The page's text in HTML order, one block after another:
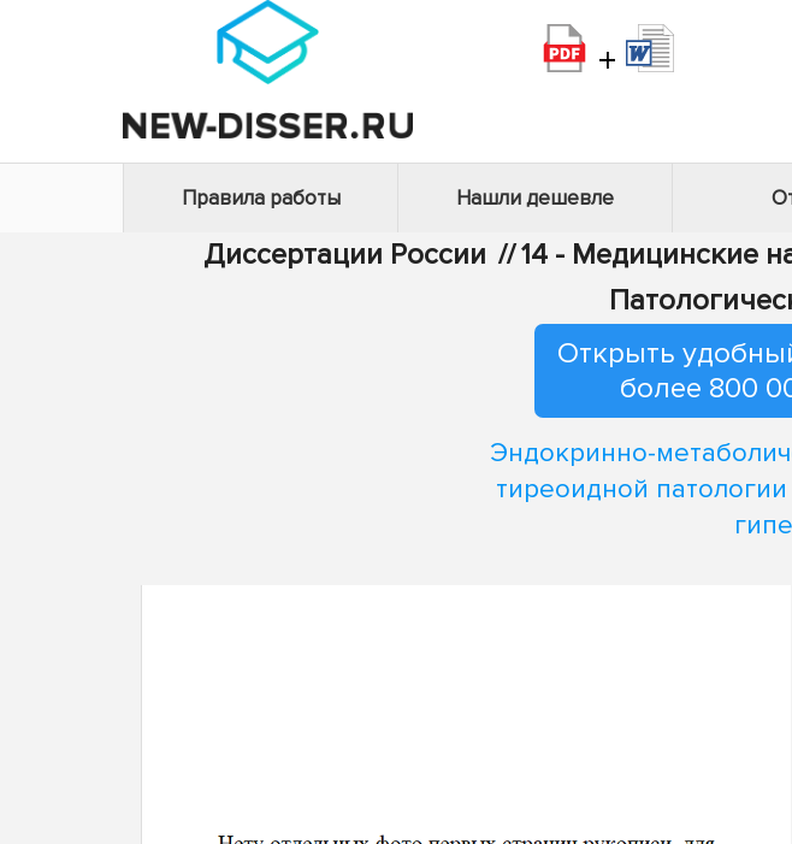
+
Правила работы Нашли дешевле
Диссертации России //14 - Медицинские
Открыть
более 800
Эндокринно-
тиреоидной